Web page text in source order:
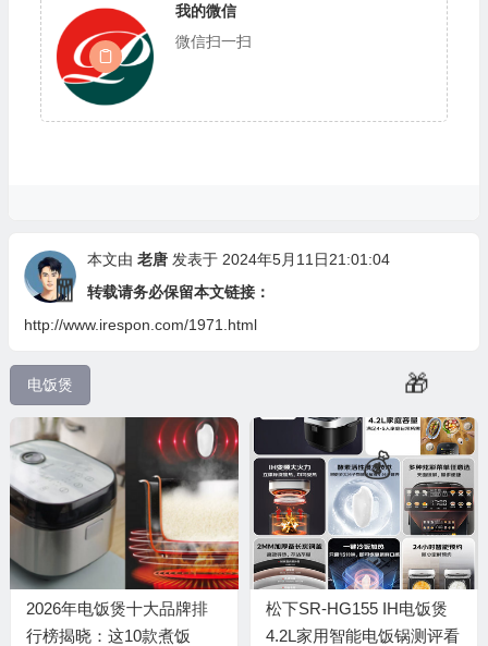
我的微信
微信扫一扫
本文由 老唐发表于 2024年5月11日21:01:04
转载请务必保留本文链接：
http://www.irespon.com/1971.html
电饭煲
2026年电饭煲十大品牌排
行榜揭晓：这10款煮饭
松下SR-HG155 IH电饭煲
4.2L家用智能电饭锅测评看
🧧
💰